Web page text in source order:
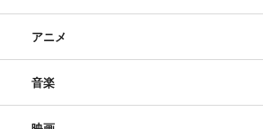
アニメ
音楽